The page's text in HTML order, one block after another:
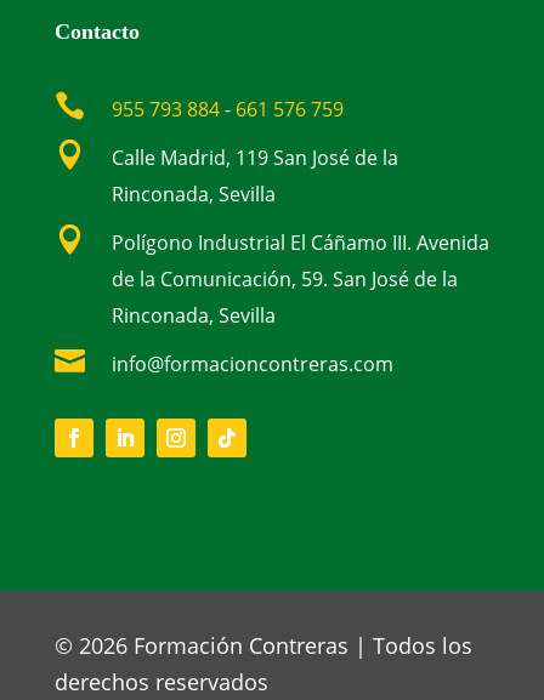
Contacto
 955 793 884- 661 576 759

Calle Madrid, 119 San José de la
Rinconada, Sevilla

Polígono Industrial El Cáñamo III. Avenida
de la Comunicación, 59. San José de la
Rinconada, Sevilla
 info@formacioncontreras.com
© 2026 Formación Contreras | Todos los
derechos reservados